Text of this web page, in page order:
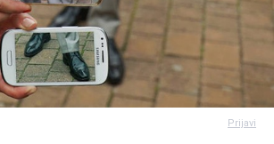
Prijavi